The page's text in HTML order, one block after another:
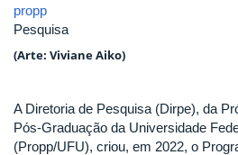
propp
Pesquisa
(Arte: Viviane Aiko)
A Diretoria de Pesquisa (Dirpe), da
Pós-Graduação da Universidade
(Propp/UFU), criou, em 2022, o